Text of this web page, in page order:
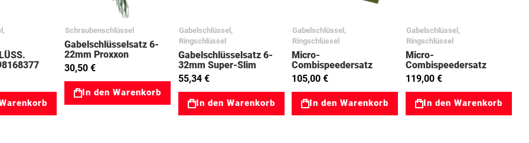
Schraubenschlüssel
Gabelschlüsselsatz 6-
22mm Proxxon
03023800
30,50 €
In den Warenkorb
Gabelschlüssel,
Ringschlüssel
Gabelschlüsselsatz 6-
32mm Super-Slim
03023802
55,34 €
In den Warenkorb
Gabelschlüssel,
Ringschlüssel
Micro-
Combispeedersatz
10-19mm 6tlg.
03023068
105,00 €
In den Warenkorb
Gabelschlüssel,
Ringschlüssel
Micro-
Combispeedersatz
10tlg,Klapphalt.
03023126
119,00 €
In den Warenkorb